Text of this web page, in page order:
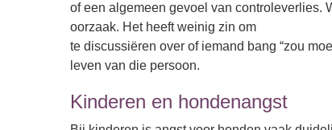
of een algemeen gevoel van controleverlies.
oorzaak. Het heeft weinig zin om
te discussiëren over of iemand bang “zou
leven van die persoon.
Kinderen en hondenangst